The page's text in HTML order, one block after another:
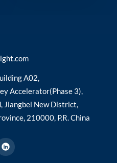
A02,
Accelerator(Phase 3),
Jiangbei New District,
210000, P.R. China